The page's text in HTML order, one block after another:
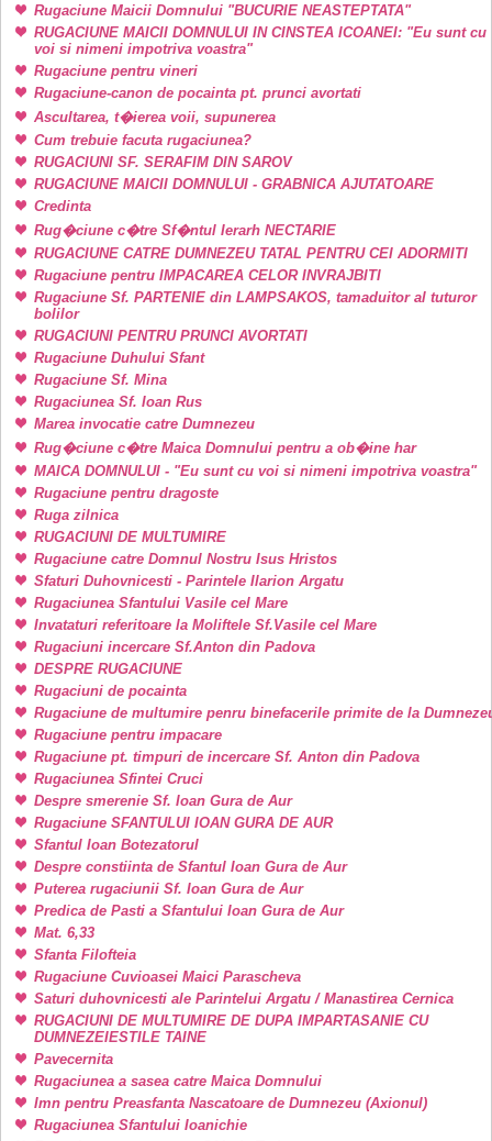
Rugaciune Maicii Domnului "BUCURIE NEASTEPTATA"
RUGACIUNE MAICII DOMNULUI IN CINSTEA ICOANEI: "Eu sunt cu
voi si nimeni impotriva voastra"
Rugaciune pentru vineri
Rugaciune-canon de pocainta pt. prunci avortati
Ascultarea, t�ierea voii, supunerea
Cum trebuie facuta rugaciunea?
RUGACIUNI SF. SERAFIM DIN SAROV
RUGACIUNE MAICII DOMNULUI - GRABNICA AJUTATOARE
Credinta
Rug�ciune c�tre Sf�ntul Ierarh NECTARIE
RUGACIUNE CATRE DUMNEZEU TATAL PENTRU CEI ADORMITI
Rugaciune pentru IMPACAREA CELOR INVRAJBITI
Rugaciune Sf. PARTENIE din LAMPSAKOS, tamaduitor al tuturor
bolilor
RUGACIUNI PENTRU PRUNCI AVORTATI
Rugaciune Duhului Sfant
Rugaciune Sf. Mina
Rugaciunea Sf. Ioan Rus
Marea invocatie catre Dumnezeu
Rug�ciune c�tre Maica Domnului pentru a ob�ine har
MAICA DOMNULUI - "Eu sunt cu voi si nimeni impotriva voastra"
Rugaciune pentru dragoste
Ruga zilnica
RUGACIUNI DE MULTUMIRE
Rugaciune catre Domnul Nostru Isus Hristos
Sfaturi Duhovnicesti - Parintele Ilarion Argatu
Rugaciunea Sfantului Vasile cel Mare
Invataturi referitoare la Moliftele Sf.Vasile cel Mare
Rugaciuni incercare Sf.Anton din Padova
DESPRE RUGACIUNE
Rugaciuni de pocainta
Rugaciune de multumire penru binefacerile primite de la
Rugaciune pentru impacare
Rugaciune pt. timpuri de incercare Sf. Anton din Padova
Rugaciunea Sfintei Cruci
Despre smerenie Sf. Ioan Gura de Aur
Rugaciune SFANTULUI IOAN GURA DE AUR
Sfantul Ioan Botezatorul
Despre constiinta de Sfantul Ioan Gura de Aur
Puterea rugaciunii Sf. Ioan Gura de Aur
Predica de Pasti a Sfantului Ioan Gura de Aur
Mat. 6,33
Sfanta Filofteia
Rugaciune Cuvioasei Maici Parascheva
Saturi duhovnicesti ale Parintelui Argatu / Manastirea Cernica
RUGACIUNI DE MULTUMIRE DE DUPA IMPARTASANIE CU
DUMNEZEIESTILE TAINE
Pavecernita
Rugaciunea a sasea catre Maica Domnului
Imn pentru Preasfanta Nascatoare de Dumnezeu (Axionul)
Rugaciunea Sfantului Ioanichie